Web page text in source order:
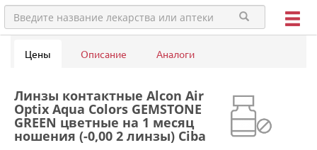
Цены Описание Аналоги
Линзы контактные Alcon Air
Optix Aqua Colors GEMSTONE
GREEN цветные на 1 месяц
ношения (-0,00 2 линзы) Ciba